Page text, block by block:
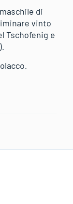
di
vinto
Tschofenig e